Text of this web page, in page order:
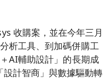
收購案，並在今年三月
析工具、到加碼併購工
AI輔助設計」的長期成
計智商」與數據驅動轉